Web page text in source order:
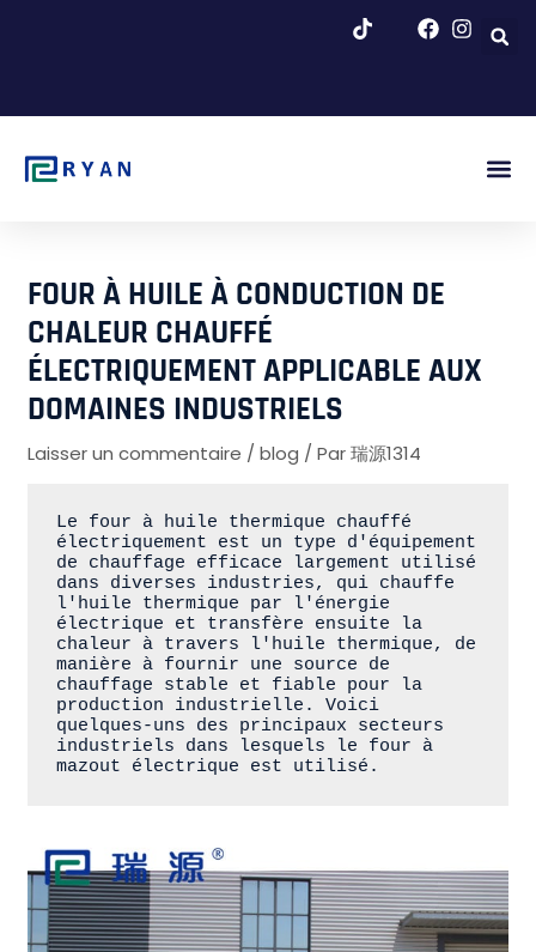
FOUR À HUILE À CONDUCTION DE
CHALEUR CHAUFFÉ
ÉLECTRIQUEMENT APPLICABLE AUX
DOMAINES INDUSTRIELS
Laisser un commentaire /blog / Par瑞源1314
Le four à huile thermique chauffé
électriquement est un type d'équipement
de chauffage efficace largement utilisé
dans diverses industries, qui chauffe
l'huile thermique par l'énergie
électrique et transfère ensuite la
chaleur à travers l'huile thermique, de
manière à fournir une source de
chauffage stable et fiable pour la
production industrielle. Voici
quelques-uns des principaux secteurs
industriels dans lesquels le four à
mazout électrique est utilisé.